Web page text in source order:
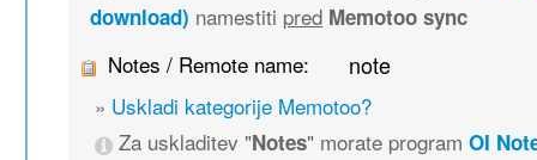
download) namestiti pred Memotoo sync
Notes / Remote name: note
» Uskladi kategorije Memotoo?
Za uskladitev "Notes" morate programOI